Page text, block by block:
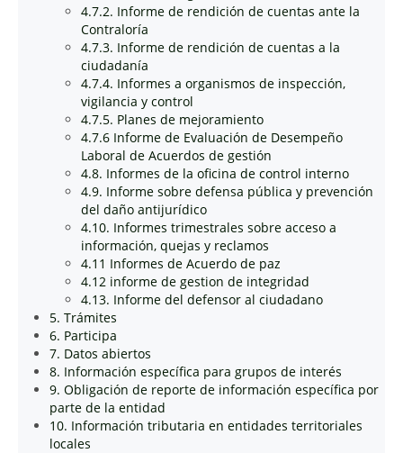
4.7.2. Informe de rendición de cuentas ante la
Contraloría
4.7.3. Informe de rendición de cuentas a la
ciudadanía
4.7.4. Informes a organismos de inspección,
vigilancia y control
4.7.5. Planes de mejoramiento
4.7.6 Informe de Evaluación de Desempeño
Laboral de Acuerdos de gestión
4.8. Informes de la oficina de control interno
4.9. Informe sobre defensa pública y prevención
del daño antijurídico
4.10. Informes trimestrales sobre acceso a
información, quejas y reclamos
4.11 Informes de Acuerdo de paz
4.12 informe de gestion de integridad
4.13. Informe del defensor al ciudadano
5. Trámites
6. Participa
7. Datos abiertos
8. Información específica para grupos de interés
9. Obligación de reporte de información específica por
parte de la entidad
10. Información tributaria en entidades territoriales
locales